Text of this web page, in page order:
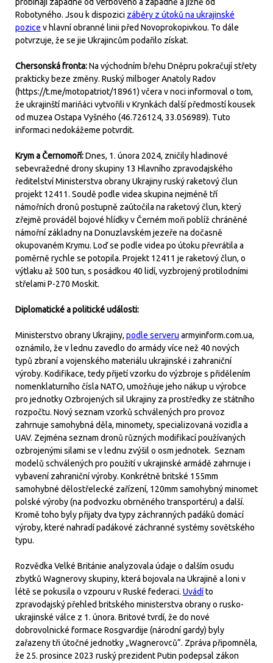
Robotyného. Jsou k dispozici záběry z útoků na ukrajinské
pozice v hlavní obranné linii před Novoprokopivkou. To dále
potvrzuje, že se jie Ukrajincům podařilo získat.
Chersonská fronta:Na východním břehu Dněpru pokračují střety
prakticky beze změny. Ruský milboger Anatoly Radov
(https://t.me/motopatriot/18961) včera v noci informoval o tom,
že ukrajinští mariňáci vytvořili v Krynkách další předmostí kousek
od muzea Ostapa Vyšného (46.726124, 33.056989). Tuto
informaci nedokážeme potvrdit.
Krym a Černomoří:Dnes, 1. února 2024, zničily hladinové
sebevražedné drony skupiny 13 Hlavního zpravodajského
ředitelství Ministerstva obrany Ukrajiny ruský raketový člun
projekt 12411. Soudě podle videa skupina nejméně tří
námořních dronů postupně zaútočila na raketový člun, který
zřejmě prováděl bojové hlídky v Černém moři poblíž chráněné
námořní základny na Donuzlavském jezeře na dočasně
okupovaném Krymu. Loď se podle videa po útoku převrátila a
poměrně rychle se potopila. Projekt 12411 je raketový člun, o
výtlaku až 500 tun, s posádkou 40 lidí, vyzbrojený protilodními
střelami P-270 Moskit.
Diplomatické a politické události:
Ministerstvo obrany Ukrajiny, podle serveru armyinform.com.ua,
oznámilo, že v lednu zavedlo do armády více než 40 nových
typů zbraní a vojenského materiálu ukrajinské i zahraniční
výroby. Kodifikace, tedy přijetí vzorku do výzbroje s přidělením
nomenklaturního čísla NATO, umožňuje jeho nákup u výrobce
pro jednotky Ozbrojených sil Ukrajiny za prostředky ze státního
rozpočtu. Nový seznam vzorků schválených pro provoz
zahrnuje samohybná děla, minomety, specializovaná vozidla a
UAV. Zejména seznam dronů různých modifikací používaných
ozbrojenými silami se v lednu zvýšil o osm jednotek. Seznam
modelů schválených pro použití v ukrajinské armádě zahrnuje i
vybavení zahraniční výroby. Konkrétně britské 155mm
samohybné dělostřelecké zařízení, 120mm samohybný minomet
polské výroby (na podvozku obrněného transportéru) a další.
Kromě toho byly přijaty dva typy záchranných padáků domácí
výroby, které nahradí padákové záchranné systémy sovětského
typu.
Rozvědka Velké Británie analyzovala údaje o dalším osudu
zbytků Wagnerovy skupiny, která bojovala na Ukrajině a loni v
létě se pokusila o vzpouru v Ruské federaci. Uvádíto
zpravodajský přehled britského ministerstva obrany o rusko-
ukrajinské válce z 1. února. Britové tvrdí, že do nové
dobrovolnické formace Rosgvardije (národní gardy) byly
zařazeny tři útočné jednotky „Wagnerovců“. Zpráva připomněla,
že 25. prosince 2023 ruský prezident Putin podepsal zákon